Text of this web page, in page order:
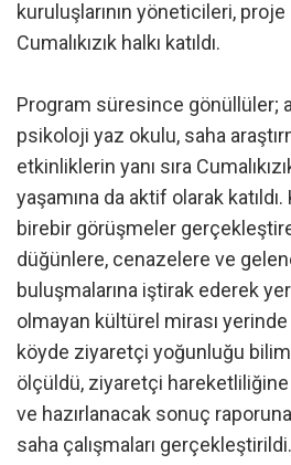
kuruluşlarının yöneticileri, proje
Cumalıkızık halkı katıldı.
Program süresince gönüllüler;
psikoloji yaz okulu, saha
etkinliklerin yanı sıra
yaşamına da aktif olarak
birebir görüşmeler
düğünlere, cenazelere ve
buluşmalarına iştirak ederek
olmayan kültürel mirası
köyde ziyaretçi yoğunluğu
ölçüldü, ziyaretçi
ve hazırlanacak sonuç
saha çalışmaları gerçekleştirildi.